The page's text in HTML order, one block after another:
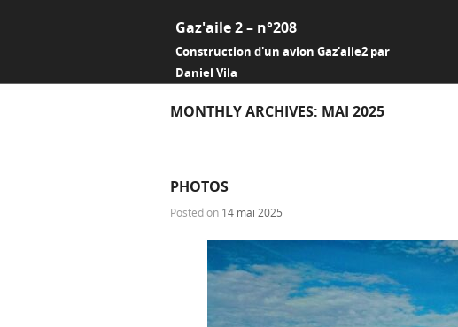
Gaz'aile 2 – n°208
Construction d'un avion Gaz'aile2 par
Daniel Vila
MONTHLY ARCHIVES: MAI 2025
PHOTOS
Posted on 14 mai 2025